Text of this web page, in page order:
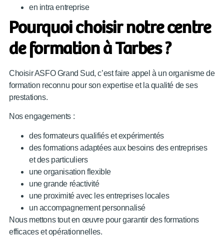
en intra entreprise
Pourquoi choisir notre centre
de formation à Tarbes ?
Choisir ASFO Grand Sud, c’est faire appel à un organisme de
formation reconnu pour son expertise et la qualité de ses
prestations.
Nos engagements :
des formateurs qualifiés et expérimentés
des formations adaptées aux besoins des entreprises
et des particuliers
une organisation flexible
une grande réactivité
une proximité avec les entreprises locales
un accompagnement personnalisé
Nous mettons tout en œuvre pour garantir des formations
efficaces et opérationnelles.